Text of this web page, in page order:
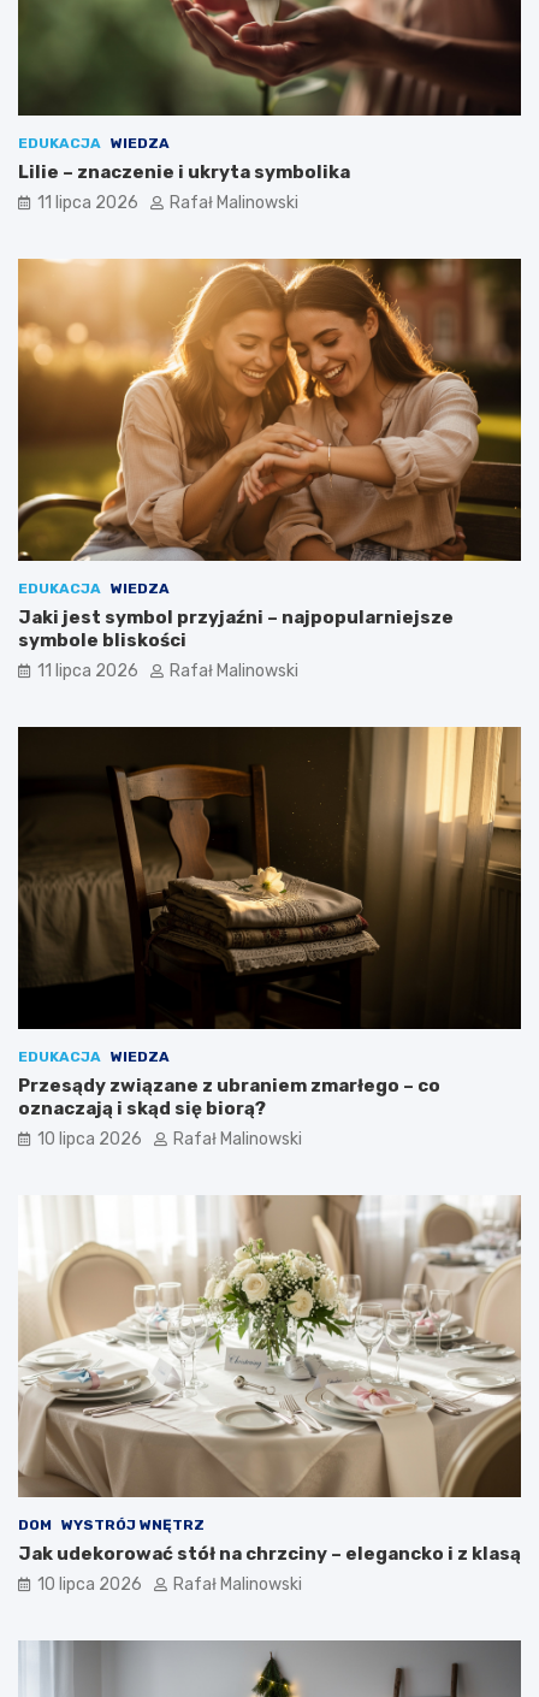
EDUKACJA WIEDZA
Lilie – znaczenie i ukryta symbolika
11 lipca 2026 Rafał Malinowski
EDUKACJA WIEDZA
Jaki jest symbol przyjaźni – najpopularniejsze
symbole bliskości
11 lipca 2026 Rafał Malinowski
EDUKACJA WIEDZA
Przesądy związane z ubraniem zmarłego – co
oznaczają i skąd się biorą?
10 lipca 2026 Rafał Malinowski
DOM WYSTRÓJ WNĘTRZ
Jak udekorować stół na chrzciny – elegancko i z klasą
10 lipca 2026 Rafał Malinowski